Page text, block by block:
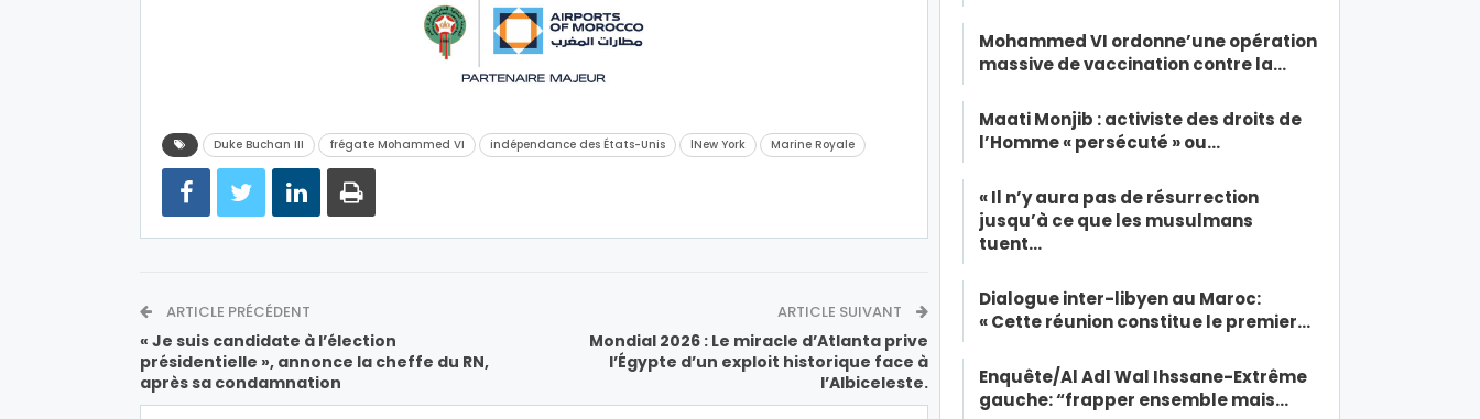
Duke Buchan III frégate Mohammed VI indépendance des États-Unis lNew York Marine Royale
ARTICLE PRÉCÉDENT
« Je suis candidate à l’élection
présidentielle », annonce la cheffe du RN,
après sa condamnation
ARTICLE SUIVANT
Mondial 2026 : Le miracle d’Atlanta prive
l’Égypte d’un exploit historique face à
l’Albiceleste.
Mohammed VI ordonne’une opération
massive de vaccination contre la…
Maati Monjib : activiste des droits de
l’Homme « persécuté » ou…
« Il n’y aura pas de résurrection
jusqu’à ce que les musulmans
tuent…
Dialogue inter-libyen au Maroc:
« Cette réunion constitue le premier…
Enquête/Al Adl Wal Ihssane-Extrême
gauche: “frapper ensemble mais…